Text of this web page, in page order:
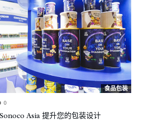
食品包装
0
Asia 提升您的包装设计